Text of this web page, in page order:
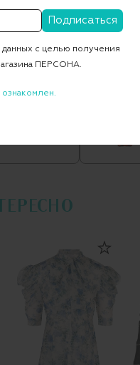
с целью получения
ПЕРСОНА.